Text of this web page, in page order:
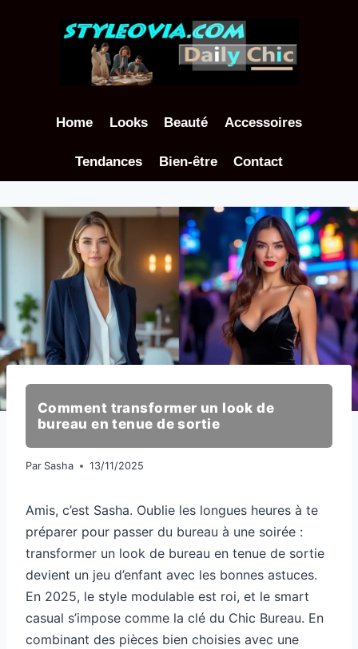
Home Looks Beauté Accessoires
Tendances Bien-être Contact
Comment transformer un look de
bureau en tenue de sortie
Par Sasha 13/11/2025
Amis, c’est Sasha. Oublie les longues heures à te
préparer pour passer du bureau à une soirée :
transformer un look de bureau en tenue de sortie
devient un jeu d’enfant avec les bonnes astuces.
En 2025, le style modulable est roi, et le smart
casual s’impose comme la clé du Chic Bureau. En
combinant des pièces bien choisies avec une